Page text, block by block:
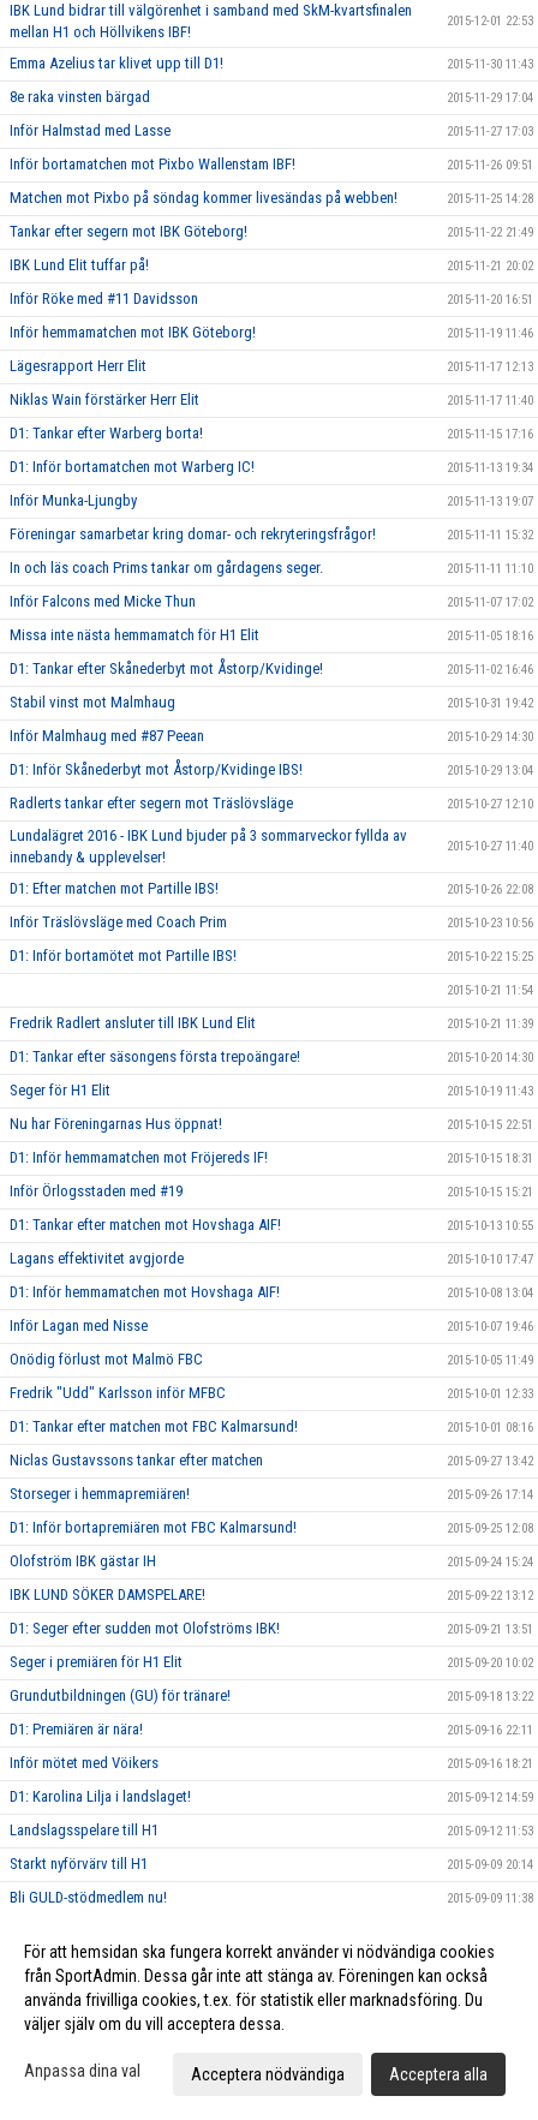
IBK Lund bidrar till välgörenhet i samband med SkM-kvartsfinalen
mellan H1 och Höllvikens IBF!
2015-12-01 22:53
Emma Azelius tar klivet upp till D1! 2015-11-30 11:43
8e raka vinsten bärgad 2015-11-29 17:04
Inför Halmstad med Lasse 2015-11-27 17:03
Inför bortamatchen mot Pixbo Wallenstam IBF! 2015-11-26 09:51
Matchen mot Pixbo på söndag kommer livesändas på webben! 2015-11-25 14:28
Tankar efter segern mot IBK Göteborg! 2015-11-22 21:49
IBK Lund Elit tuffar på! 2015-11-21 20:02
Inför Röke med #11 Davidsson 2015-11-20 16:51
Inför hemmamatchen mot IBK Göteborg! 2015-11-19 11:46
Lägesrapport Herr Elit 2015-11-17 12:13
Niklas Wain förstärker Herr Elit 2015-11-17 11:40
D1: Tankar efter Warberg borta! 2015-11-15 17:16
D1: Inför bortamatchen mot Warberg IC! 2015-11-13 19:34
Inför Munka-Ljungby 2015-11-13 19:07
Föreningar samarbetar kring domar- och rekryteringsfrågor! 2015-11-11 15:32
In och läs coach Prims tankar om gårdagens seger. 2015-11-11 11:10
Inför Falcons med Micke Thun 2015-11-07 17:02
Missa inte nästa hemmamatch för H1 Elit 2015-11-05 18:16
D1: Tankar efter Skånederbyt mot Åstorp/Kvidinge! 2015-11-02 16:46
Stabil vinst mot Malmhaug 2015-10-31 19:42
Inför Malmhaug med #87 Peean 2015-10-29 14:30
D1: Inför Skånederbyt mot Åstorp/Kvidinge IBS! 2015-10-29 13:04
Radlerts tankar efter segern mot Träslövsläge 2015-10-27 12:10
Lundalägret 2016 - IBK Lund bjuder på 3 sommarveckor fyllda av
innebandy & upplevelser!
2015-10-27 11:40
D1: Efter matchen mot Partille IBS! 2015-10-26 22:08
Inför Träslövsläge med Coach Prim 2015-10-23 10:56
D1: Inför bortamötet mot Partille IBS! 2015-10-22 15:25
2015-10-21 11:54
Fredrik Radlert ansluter till IBK Lund Elit 2015-10-21 11:39
D1: Tankar efter säsongens första trepoängare! 2015-10-20 14:30
Seger för H1 Elit 2015-10-19 11:43
Nu har Föreningarnas Hus öppnat! 2015-10-15 22:51
D1: Inför hemmamatchen mot Fröjereds IF! 2015-10-15 18:31
Inför Örlogsstaden med #19 2015-10-15 15:21
D1: Tankar efter matchen mot Hovshaga AIF! 2015-10-13 10:55
Lagans effektivitet avgjorde 2015-10-10 17:47
D1: Inför hemmamatchen mot Hovshaga AIF! 2015-10-08 13:04
Inför Lagan med Nisse 2015-10-07 19:46
Onödig förlust mot Malmö FBC 2015-10-05 11:49
Fredrik "Udd" Karlsson inför MFBC 2015-10-01 12:33
D1: Tankar efter matchen mot FBC Kalmarsund! 2015-10-01 08:16
Niclas Gustavssons tankar efter matchen 2015-09-27 13:42
Storseger i hemmapremiären! 2015-09-26 17:14
D1: Inför bortapremiären mot FBC Kalmarsund! 2015-09-25 12:08
Olofström IBK gästar IH 2015-09-24 15:24
IBK LUND SÖKER DAMSPELARE! 2015-09-22 13:12
D1: Seger efter sudden mot Olofströms IBK! 2015-09-21 13:51
Seger i premiären för H1 Elit 2015-09-20 10:02
Grundutbildningen (GU) för tränare! 2015-09-18 13:22
D1: Premiären är nära! 2015-09-16 22:11
Inför mötet med Vöikers 2015-09-16 18:21
D1: Karolina Lilja i landslaget! 2015-09-12 14:59
Landslagsspelare till H1 2015-09-12 11:53
Starkt nyförvärv till H1 2015-09-09 20:14
Bli GULD-stödmedlem nu! 2015-09-09 11:38
D1: Kort reflektion om helgen i Linköping! 2015-09-02 20:11
Ella Hammer uttagen som reserv till U19-landslaget! 2015-09-02 16:18
Klubbvecka på Intersport
H1 Elit besegrade IK Stanstad 2015-08-30 11:08
2015-08-28 10:52
För att hemsidan ska fungera korrekt använder vi nödvändiga cookies
från SportAdmin. Dessa går inte att stänga av. Föreningen kan också
använda frivilliga cookies, t.ex. för statistik eller marknadsföring. Du
väljer själv om du vill acceptera dessa.
Anpassa dina val Acceptera nödvändiga Acceptera alla